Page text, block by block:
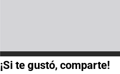
¡Si te gustó, comparte!